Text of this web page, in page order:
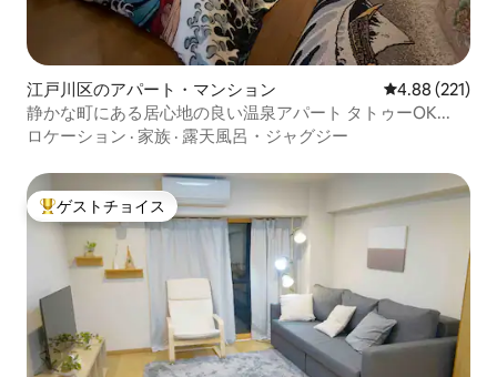
江戸川区のアパート・マンション レビュー221
4.88 (221)
静かな町にある居心地の良い温泉アパート タトゥーOK...
ロケーション · 家族 · 露天風呂・ジャグジー
大好評のゲストチョイスです。
ゲストチョイス